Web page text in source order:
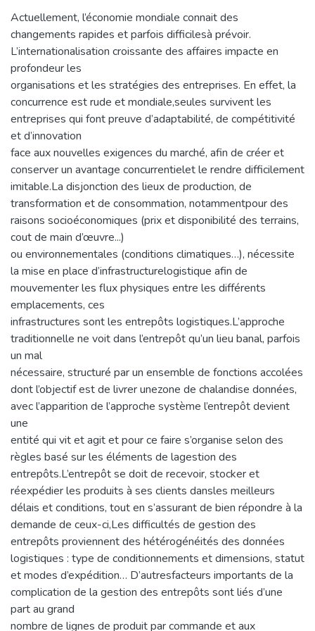
Actuellement, l’économie mondiale connait des
changements rapides et parfois difficilesà prévoir.
L’internationalisation croissante des affaires impacte en
profondeur les
organisations et les stratégies des entreprises. En effet, la
concurrence est rude et mondiale,seules survivent les
entreprises qui font preuve d’adaptabilité, de compétitivité
et d’innovation
face aux nouvelles exigences du marché, afin de créer et
conserver un avantage concurrentielet le rendre difficilement
imitable.La disjonction des lieux de production, de
transformation et de consommation, notammentpour des
raisons socioéconomiques (prix et disponibilité des terrains,
cout de main d’œuvre...)
ou environnementales (conditions climatiques…), nécessite
la mise en place d’infrastructurelogistique afin de
mouvementer les flux physiques entre les différents
emplacements, ces
infrastructures sont les entrepôts logistiques.L’approche
traditionnelle ne voit dans l’entrepôt qu’un lieu banal, parfois
un mal
nécessaire, structuré par un ensemble de fonctions accolées
dont l’objectif est de livrer unezone de chalandise données,
avec l’apparition de l’approche système l’entrepôt devient
une
entité qui vit et agit et pour ce faire s’organise selon des
règles basé sur les éléments de lagestion des
entrepôts.L’entrepôt se doit de recevoir, stocker et
réexpédier les produits à ses clients dansles meilleurs
délais et conditions, tout en s’assurant de bien répondre à la
demande de ceux-ci,Les difficultés de gestion des
entrepôts proviennent des hétérogénéités des données
logistiques : type de conditionnements et dimensions, statut
et modes d’expédition… D’autresfacteurs importants de la
complication de la gestion des entrepôts sont liés d’une
part au grand
nombre de lignes de produit par commande et aux